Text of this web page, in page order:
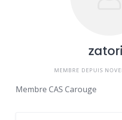
MEMBRE DEPUIS
Membre CAS Carouge